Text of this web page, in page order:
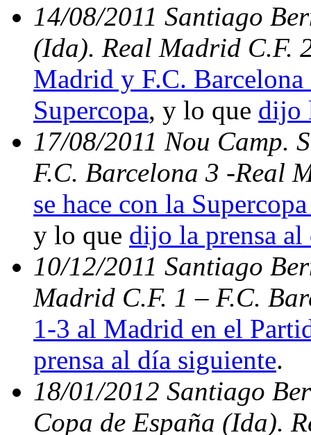
14/08/2011 Santiago
(Ida). Real Madrid C.F.
Madrid y F.C. Barcelona
Supercopa, y lo que dijo
17/08/2011 Nou Camp.
F.C. Barcelona 3 -Real
se hace con la
y lo que dijo la prensa
10/12/2011 Santiago
Madrid C.F. 1 – F.C.
1-3 al Madrid en el
prensa al día siguiente.
18/01/2012 Santiago
Copa de España (Ida).